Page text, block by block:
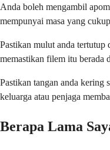
Anda boleh mengambil
mempunyai masa yang
Pastikan mulut anda tertutup
memastikan filem itu berada
Pastikan tangan anda kering
keluarga atau penjaga
Berapa Lama